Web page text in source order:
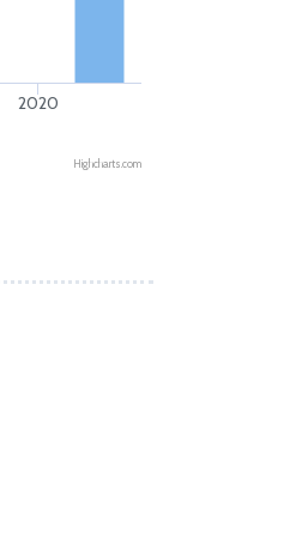
2020
Highcharts.com